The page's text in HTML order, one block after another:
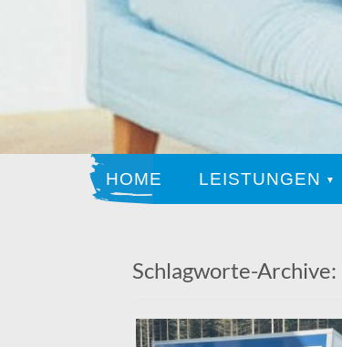
HOME LEISTUNGEN
Schlagworte-Archive: